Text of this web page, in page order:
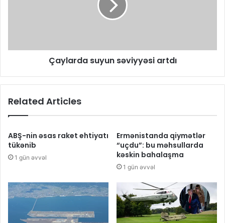
Çaylarda suyun səviyyəsi artdı
Related Articles
ABŞ-nin əsas raket ehtiyatı
tükənib
1 gün əvvəl
Ermənistanda qiymətlər
“uçdu”: bu məhsullarda
kəskin bahalaşma
1 gün əvvəl